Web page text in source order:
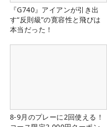
『G740』アイアンが引き出
す“反則級”の寛容性と飛びは
本当だった！
8-9月のプレーに2回使える！